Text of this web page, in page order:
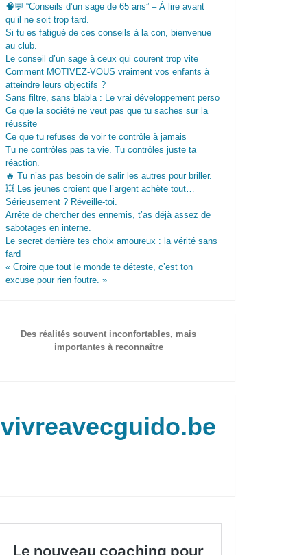
🧠💬 “Conseils d’un sage de 65 ans” – À lire avant
qu’il ne soit trop tard.
Si tu es fatigué de ces conseils à la con, bienvenue
au club.
Le conseil d’un sage à ceux qui courent trop vite
Comment MOTIVEZ-VOUS vraiment vos enfants à
atteindre leurs objectifs ?
Sans filtre, sans blabla : Le vrai développement perso
Ce que la société ne veut pas que tu saches sur la
réussite
Ce que tu refuses de voir te contrôle à jamais
Tu ne contrôles pas ta vie. Tu contrôles juste ta
réaction.
🔥 Tu n’as pas besoin de salir les autres pour briller.
💥 Les jeunes croient que l’argent achète tout…
Sérieusement ? Réveille-toi.
Arrête de chercher des ennemis, t’as déjà assez de
sabotages en interne.
Le secret derrière tes choix amoureux : la vérité sans
fard
« Croire que tout le monde te déteste, c’est ton
excuse pour rien foutre. »
Des réalités souvent inconfortables, mais
importantes à reconnaître
vivreavecguido.be